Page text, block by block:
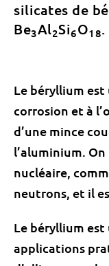
silicates de
Be3Al2Si6O18.
Le béryllium
corrosion et à
d’une mince
l’aluminium.
nucléaire,
neutrons, et il
Le béryllium est
applications